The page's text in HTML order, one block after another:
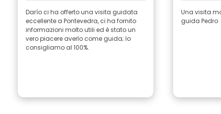
Darío ci ha offerto una visita guidata
eccellente a Pontevedra, ci ha fornito
informazioni molto utili ed è stato un
vero piacere averlo come guida; lo
consigliamo al 100%.
Una visita
guida Pedro